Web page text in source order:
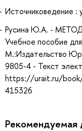
Источниковедение :
Русина Ю.А. -
Учебное пособие
М.:Издательство
9805-4 - Текст
https://urait.ru/
415326
Рекомендуемая